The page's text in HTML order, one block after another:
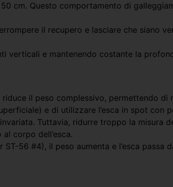
cm. Questo comportamento di
il recupero e lasciare che siano
verticali e mantenendo costante la
il peso complessivo, permettendo di
e di utilizzare l’esca in spot con
Tuttavia, ridurre troppo la misura
corpo dell’esca.
56 #4), il peso aumenta e l’esca passa